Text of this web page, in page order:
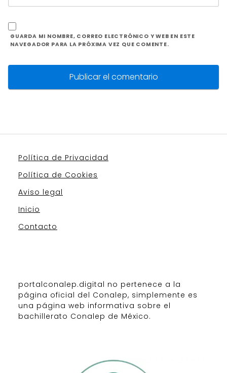
GUARDA MI NOMBRE, CORREO ELECTRÓNICO Y WEB EN ESTE
NAVEGADOR PARA LA PRÓXIMA VEZ QUE COMENTE.
Política de Privacidad
Política de Cookies
Aviso legal
Inicio
Contacto
portalconalep.digital no pertenece a la
página oficial del Conalep, simplemente es
una página web informativa sobre el
bachillerato Conalep de México.